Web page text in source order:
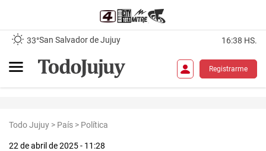
33°San Salvador de Jujuy 16:38 HS.
Registrarme
Todo Jujuy > País > Política
22 de abril de 2025 - 11:28